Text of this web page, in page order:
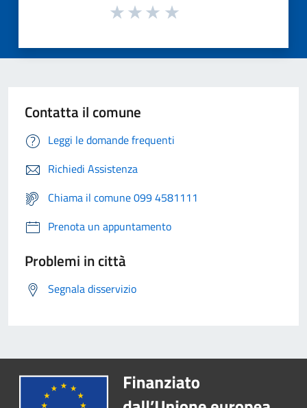
Contatta il comune
Leggi le domande frequenti
Richiedi Assistenza
Chiama il comune 099 4581111
Prenota un appuntamento
Problemi in città
Segnala disservizio